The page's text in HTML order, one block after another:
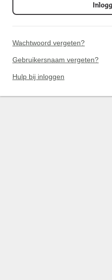
Wachtwoord vergeten?
Gebruikersnaam vergeten?
Hulp bij inloggen